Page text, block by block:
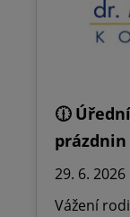
🕧
29. 6. 2026
Vážení